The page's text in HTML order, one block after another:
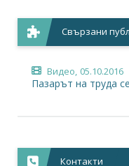
Свързани
Видео, 05.10.2016
Пазарът на труда
Контакти